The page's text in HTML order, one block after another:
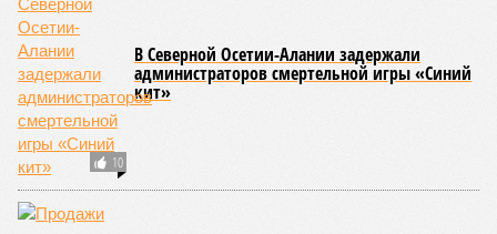
10
В Северной Осетии-Алании задержали
администраторов смертельной игры «Синий
кит»